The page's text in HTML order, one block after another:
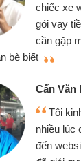
chiếc xe wave
gói vay tiền
cần gặp mặt
Cấn Văn Lực -
Tôi kinh
nhiều lúc cần
đến website